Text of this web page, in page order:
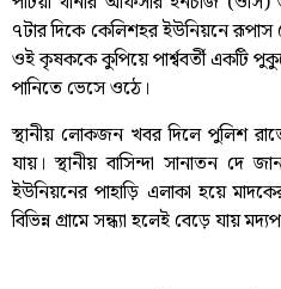
৭টার দিকে কেলিশহর ইউনিয়নে রূপাস
ওই কৃষককে কুপিয়ে পার্শ্ববর্তী একটি
পানিতে ভেসে ওঠে।
স্থানীয় লোকজন খবর দিলে পুলিশ
যায়। স্থানীয় বাসিন্দা সানাতন দে
ইউনিয়নের পাহাড়ি এলাকা হয়ে
বিভিন্ন গ্রামে সন্ধ্যা হলেই বেড়ে যায়